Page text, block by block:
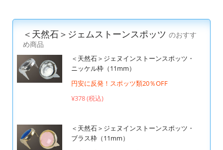
＜天然石＞ジェムストーンスポッツ のおすす
め商品
＜天然石＞ジェヌインストーンスポッツ・
ニッケル枠（11mm）
円安に反発！スポッツ類20％OFF
¥378 (税込)
＜天然石＞ジェヌインストーンスポッツ・
ブラス枠（11mm）